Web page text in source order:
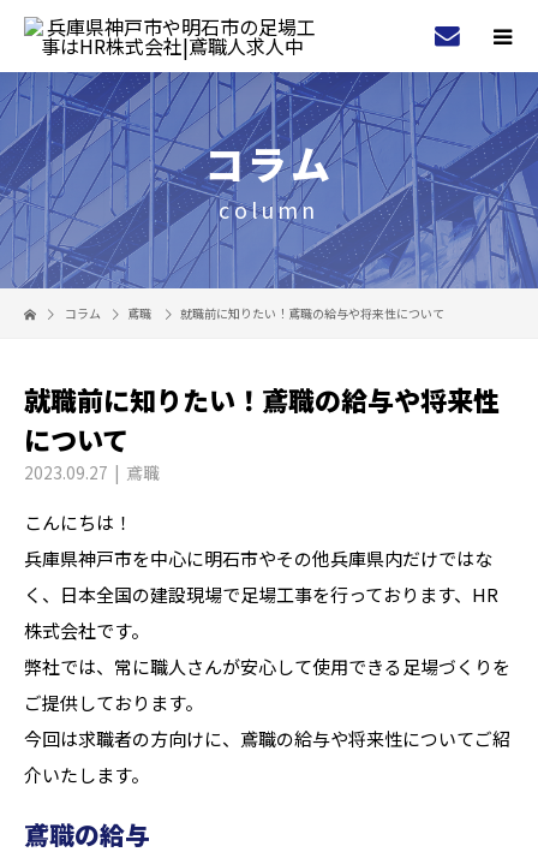
コラム
column
コラム 鳶職 就職前に知りたい！鳶職の給与や将来性について
就職前に知りたい！鳶職の給与や将来性
について
2023.09.27 鳶職
こんにちは！
兵庫県神戸市を中心に明石市やその他兵庫県内だけではな
く、日本全国の建設現場で足場工事を行っております、HR
株式会社です。
弊社では、常に職人さんが安心して使用できる足場づくりを
ご提供しております。
今回は求職者の方向けに、鳶職の給与や将来性についてご紹
介いたします。
鳶職の給与